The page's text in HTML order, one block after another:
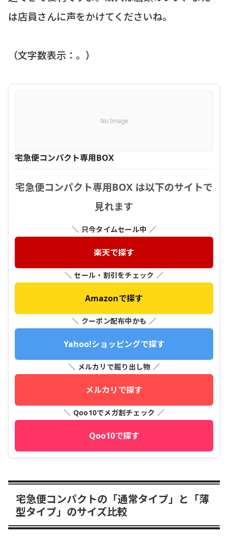
は店員さんに声をかけてくださいね。
（文字数表示：。）
No Image
宅急便コンパクト専用BOX
宅急便コンパクト専用BOX は以下のサイトで
見れます
＼ 只今タイムセール中 ／
楽天で探す
＼ セール・割引をチェック ／
Amazonで探す
＼ クーポン配布中かも ／
Yahoo!ショッピングで探す
＼ メルカリで掘り出し物 ／
メルカリで探す
＼ Qoo10でメガ割チェック ／
Qoo10で探す
宅急便コンパクトの「通常タイプ」と「薄
型タイプ」のサイズ比較